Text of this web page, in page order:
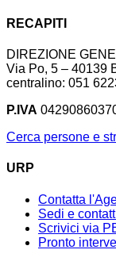
RECAPITI
DIREZIONE
Via Po, 5 – 40139
centralino: 051
P.IVA
Cerca persone e
URP
Contatta
Sedi e
Scrivici via
Pronto